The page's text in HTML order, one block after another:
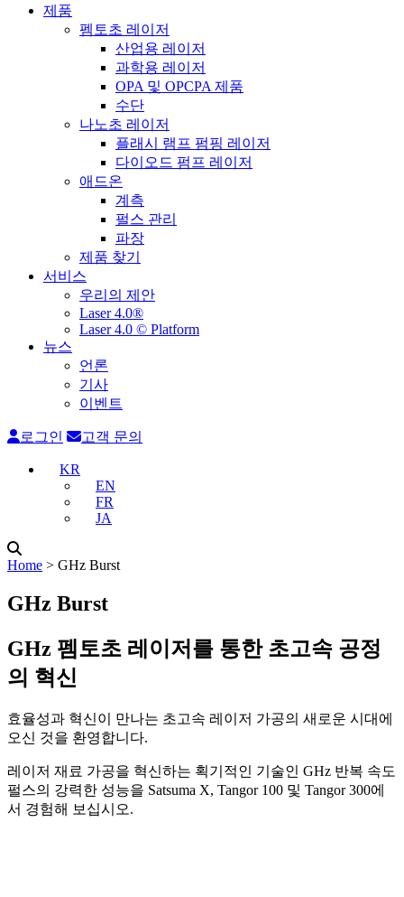
제품
펨토초 레이저
산업용 레이저
과학용 레이저
OPA 및 OPCPA 제품
수단
나노초 레이저
플래시 램프 펌핑 레이저
다이오드 펌프 레이저
애드온
계측
펄스 관리
파장
제품 찾기
서비스
우리의 제안
Laser 4.0®
Laser 4.0 © Platform
뉴스
언론
기사
이벤트
로그인 고객 문의
KR
EN
FR
JA
Home ˃ GHz Burst
GHz Burst
GHz 펨토초 레이저를 통한 초고속 공정
의 혁신
효율성과 혁신이 만나는 초고속 레이저 가공의 새로운 시대에
오신 것을 환영합니다.
레이저 재료 가공을 혁신하는 획기적인 기술인 GHz 반복 속도
펄스의 강력한 성능을 Satsuma X, Tangor 100 및 Tangor 300에
서 경험해 보십시오.